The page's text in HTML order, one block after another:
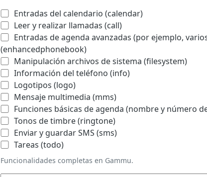
Entradas del calendario (calendar)
Leer y realizar llamadas (call)
Entradas de agenda avanzadas (por ejemplo,
(enhancedphonebook)
Manipulación archivos de sistema (filesystem)
Información del teléfono (info)
Logotipos (logo)
Mensaje multimedia (mms)
Funciones básicas de agenda (nombre y número
Tonos de timbre (ringtone)
Enviar y guardar SMS (sms)
Tareas (todo)
Funcionalidades completas en Gammu.